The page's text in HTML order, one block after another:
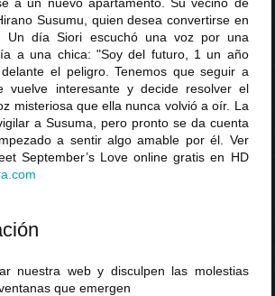
Susumu, quien desea convertirse en
Un día Siori escuchó una voz por una
a una chica: "Soy del futuro, 1 un año
el peligro. Tenemos que seguir a
vuelve interesante y decide resolver el
misteriosa que ella nunca volvió a oír. La
a Susuma, pero pronto se da cuenta
a sentir algo amable por él. Ver
September’s Love online gratis en HD
.com
nuestra web y disculpen las molestias
que emergen